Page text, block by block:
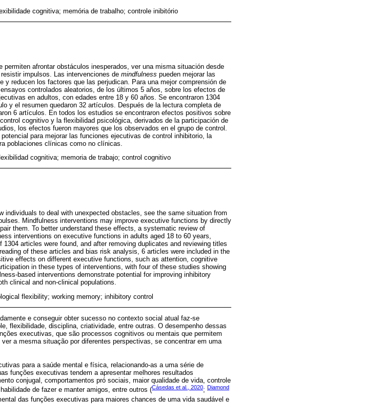
cognitiva; memória de trabalho; controle inibitório
afrontar obstáculos inesperados, ver una misma situación desde
impulsos. Las intervenciones de mindfulness pueden mejorar las
y reducen los factores que las perjudican. Para una mejor comprensión de
controlados aleatorios, de los últimos 5 años, sobre los efectos de
en adultos, con edades entre 18 y 60 años. Se encontraron 1304
y el resumen quedaron 32 artículos. Después de la lectura completa de
6 artículos. En todos los estudios se encontraron efectos positivos sobre
cognitivo y la flexibilidad psicológica, derivados de la participación de
los efectos fueron mayores que los observados en el grupo de control.
para mejorar las funciones ejecutivas de control inhibitorio, la
poblaciones clínicas como no clínicas.
cognitiva; memoria de trabajo; control cognitivo
individuals to deal with unexpected obstacles, see the same situation from
Mindfulness interventions may improve executive functions by directly
them. To better understand these effects, a systematic review of
interventions on executive functions in adults aged 18 to 60 years,
articles were found, and after removing duplicates and reviewing titles
of these articles and bias risk analysis, 6 articles were included in the
effects on different executive functions, such as attention, cognitive
in these types of interventions, with four of these studies showing
based interventions demonstrate potential for improving inhibitory
clinical and non-clinical populations.
flexibility; working memory; inhibitory control
e conseguir obter sucesso no contexto social atual faz-se
flexibilidade, disciplina, criatividade, entre outras. O desempenho dessas
executivas, que são processos cognitivos ou mentais que permitem
a mesma situação por diferentes perspectivas, se concentrar em uma
para a saúde mental e física, relacionando-as a uma série de
funções executivas tendem a apresentar melhores resultados
conjugal, comportamentos pró sociais, maior qualidade de vida, controle
de fazer e manter amigos, entre outros (Cásedas et al., 2020; Diamond
das funções executivas para maiores chances de uma vida saudável e